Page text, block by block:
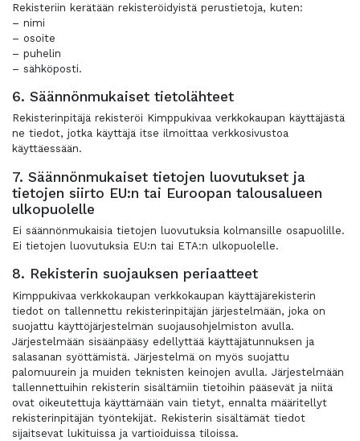
Rekisteriin kerätään rekisteröidyistä perustietoja, kuten:
– nimi
– osoite
– puhelin
– sähköposti.
6. Säännönmukaiset tietolähteet
Rekisterinpitäjä rekisteröi Kimppukivaa verkkokaupan käyttäjästä
ne tiedot, jotka käyttäjä itse ilmoittaa verkkosivustoa
käyttäessään.
7. Säännönmukaiset tietojen luovutukset ja
tietojen siirto EU:n tai Euroopan talousalueen
ulkopuolelle
Ei säännönmukaisia tietojen luovutuksia kolmansille osapuolille.
Ei tietojen luovutuksia EU:n tai ETA:n ulkopuolelle.
8. Rekisterin suojauksen periaatteet
Kimppukivaa verkkokaupan verkkokaupan käyttäjärekisterin
tiedot on tallennettu rekisterinpitäjän järjestelmään, joka on
suojattu käyttöjärjestelmän suojausohjelmiston avulla.
Järjestelmään sisäänpääsy edellyttää käyttäjätunnuksen ja
salasanan syöttämistä. Järjestelmä on myös suojattu
palomuurein ja muiden teknisten keinojen avulla. Järjestelmään
tallennettuihin rekisterin sisältämiin tietoihin pääsevät ja niitä
ovat oikeutettuja käyttämään vain tietyt, ennalta määritellyt
rekisterinpitäjän työntekijät. Rekisterin sisältämät tiedot
sijaitsevat lukituissa ja vartioiduissa tiloissa.